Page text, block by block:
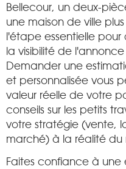
Bellecour, un deux-
une maison de ville
l'étape essentielle pour
la visibilité de
Demander une
et personnalisée vous
valeur réelle de votre
conseils sur les petits
votre stratégie (vente,
marché) à la réalité du
Faites confiance à